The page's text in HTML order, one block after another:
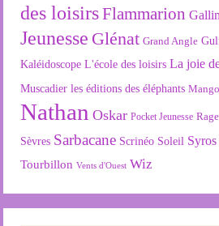
des loisirsFlammarion
Jeunesse Glénat Grand Angle
Kaléidoscope L'école des loisirs La joie
Muscadier les éditions des éléphants Mango
Nathan Oskar Pocket Jeunesse
Sèvres Sarbacane Scrinéo Soleil Syros
Tourbillon Vents d'Ouest Wiz